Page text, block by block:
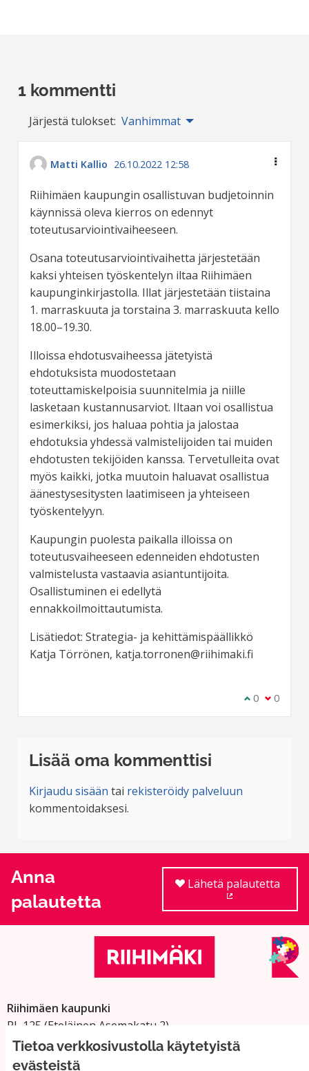
Tietoa verkkosivustolla käytetyistä
evästeistä
1 kommentti
Järjestä tulokset: Vanhimmat
Matti Kallio 26.10.2022 12:58
Riihimäen kaupungin osallistuvan budjetoinnin
käynnissä oleva kierros on edennyt
toteutusarviointivaiheeseen.
Osana toteutusarviointivaihetta järjestetään
kaksi yhteisen työskentelyn iltaa Riihimäen
kaupunginkirjastolla. Illat järjestetään tiistaina
1. marraskuuta ja torstaina 3. marraskuuta kello
18.00–19.30.
Illoissa ehdotusvaiheessa jätetyistä
ehdotuksista muodostetaan
toteuttamiskelpoisia suunnitelmia ja niille
lasketaan kustannusarviot. Iltaan voi osallistua
esimerkiksi, jos haluaa pohtia ja jalostaa
ehdotuksia yhdessä valmistelijoiden tai muiden
ehdotusten tekijöiden kanssa. Tervetulleita ovat
myös kaikki, jotka muutoin haluavat osallistua
äänestysesitysten laatimiseen ja yhteiseen
työskentelyyn.
Kaupungin puolesta paikalla illoissa on
toteutusvaiheeseen edenneiden ehdotusten
valmistelusta vastaavia asiantuntijoita.
Osallistuminen ei edellytä
ennakkoilmoittautumista.
Lisätiedot: Strategia- ja kehittämispäällikkö
Katja Törrönen, katja.torronen@riihimaki.fi
Olen samaa
0 Olen eri
0
Lisää oma kommenttisi
Kirjaudu sisään tai rekisteröidy palveluun
kommentoidaksesi.
Anna
palautetta
Lähetä palautetta
Riihimäen kaupunki
PL 125 (Eteläinen Asemakatu 2)
11101 Riihimäki
Vaihde: 019 758 4000